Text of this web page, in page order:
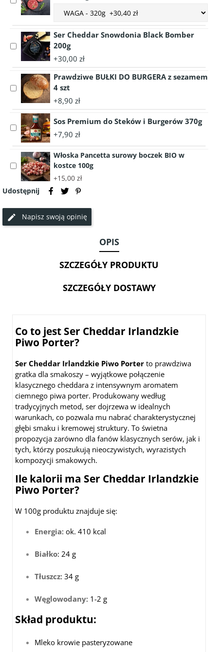
tradycyjna
accessory
Wołowe
2x160g
sezonowany
Black
Angus
HISZPANIA
accessory
Burgery
Wołowe
2x160g
Black
Angus
HISZPANIA
Select
accessory
Cheddar
Snowdonia
Black
200g
Ser Cheddar Snowdonia Black Bomber
200g
+30,00 zł
Select
accessory
BUŁKI
DO
BURGERA
sezamem
szt
Prawdziwe BUŁKI DO BURGERA z sezamem
4 szt
+8,90 zł
Select
accessory
Premium
do
Steków
i
370g
Sos Premium do Steków i Burgerów 370g
+7,90 zł
Select
accessory
Włoska
Pancetta
surowy
boczek
BIO
Włoska Pancetta surowy boczek BIO w
kostce 100g
+15,00 zł
Udostępnij
Napisz swoją opinię
OPIS
SZCZEGÓŁY PRODUKTU
SZCZEGÓŁY DOSTAWY
Co to jest Ser Cheddar Irlandzkie
Piwo Porter?
Ser Cheddar Irlandzkie Piwo Porter to prawdziwa
gratka dla smakoszy – wyjątkowe połączenie
klasycznego cheddara z intensywnym aromatem
ciemnego piwa porter. Produkowany według
tradycyjnych metod, ser dojrzewa w idealnych
warunkach, co pozwala mu nabrać charakterystycznej
głębi smaku i kremowej struktury. To świetna
propozycja zarówno dla fanów klasycznych serów, jak i
tych, którzy poszukują nieoczywistych, wyrazistych
kompozycji smakowych.
Ile kalorii ma Ser Cheddar Irlandzkie
Piwo Porter?
W 100g produktu znajduje się:
Energia: ok. 410 kcal
Białko: 24 g
Tłuszcz: 34 g
Węglowodany: 1-2 g
Skład produktu:
Mleko krowie pasteryzowane